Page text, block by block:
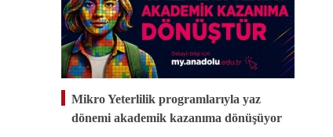
Mikro Yeterlilik programlarıyla yaz
dönemi akademik kazanıma dönüşüyor